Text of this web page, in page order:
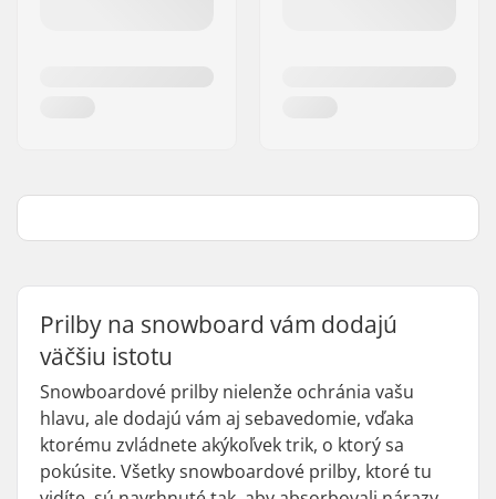
Prilby na snowboard vám dodajú
väčšiu istotu
Snowboardové prilby nielenže ochránia vašu
hlavu, ale dodajú vám aj sebavedomie, vďaka
ktorému zvládnete akýkoľvek trik, o ktorý sa
pokúsite. Všetky snowboardové prilby, ktoré tu